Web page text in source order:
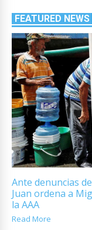
FEATURED NEWS
Ante denuncias
Juan ordena a
la AAA
Read More